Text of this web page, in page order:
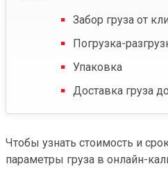
Забор груза от
Погрузка-
Упаковка
Доставка груза
Чтобы узнать стоимость и
параметры груза в онлайн-